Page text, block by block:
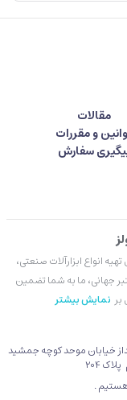
مقالات
و مقررات
سفارش
انواع ابزارآلات صنعتی،
جهانی، ما به شما تضمین
نمایش بیشتر
خیابان موحد کوچه جمشید
204